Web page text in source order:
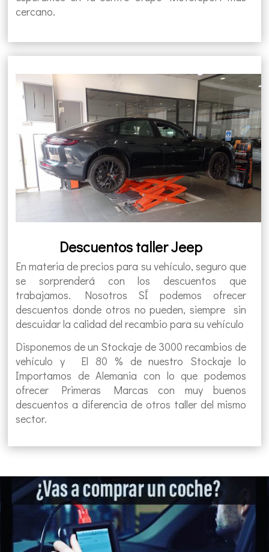
cercano.
Descuentos taller Jeep
En materia de precios para su vehículo, seguro que
se sorprenderá con los descuentos que
trabajamos. Nosotros SÍ podemos ofrecer
descuentos donde otros no pueden, siempre sin
descuidar la calidad del recambio para su vehículo
Disponemos de un Stockaje de 3000 recambios de
vehículo y El 80 % de nuestro Stockaje lo
Importamos de Alemania con lo que podemos
ofrecer Primeras Marcas con muy buenos
descuentos a diferencia de otros taller del mismo
sector.